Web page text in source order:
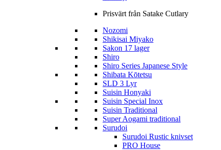
Prisvärt från Satake Cutlary
Nozomi
Shikisai Miyako
Sakon 17 lager
Shiro
Shiro Series Japanese Style
Shibata Kōtetsu
SLD 3 Lyr
Suisin Honyaki
Suisin Special Inox
Suisin Traditional
Super Aogami traditional
Surudoi
Surudoi Rustic knivset
PRO House